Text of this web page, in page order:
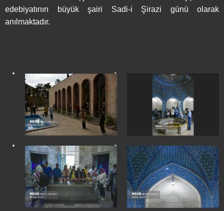
edebiyatının büyük şairi Sadi-i Şirazi günü olarak
anılmaktadır.